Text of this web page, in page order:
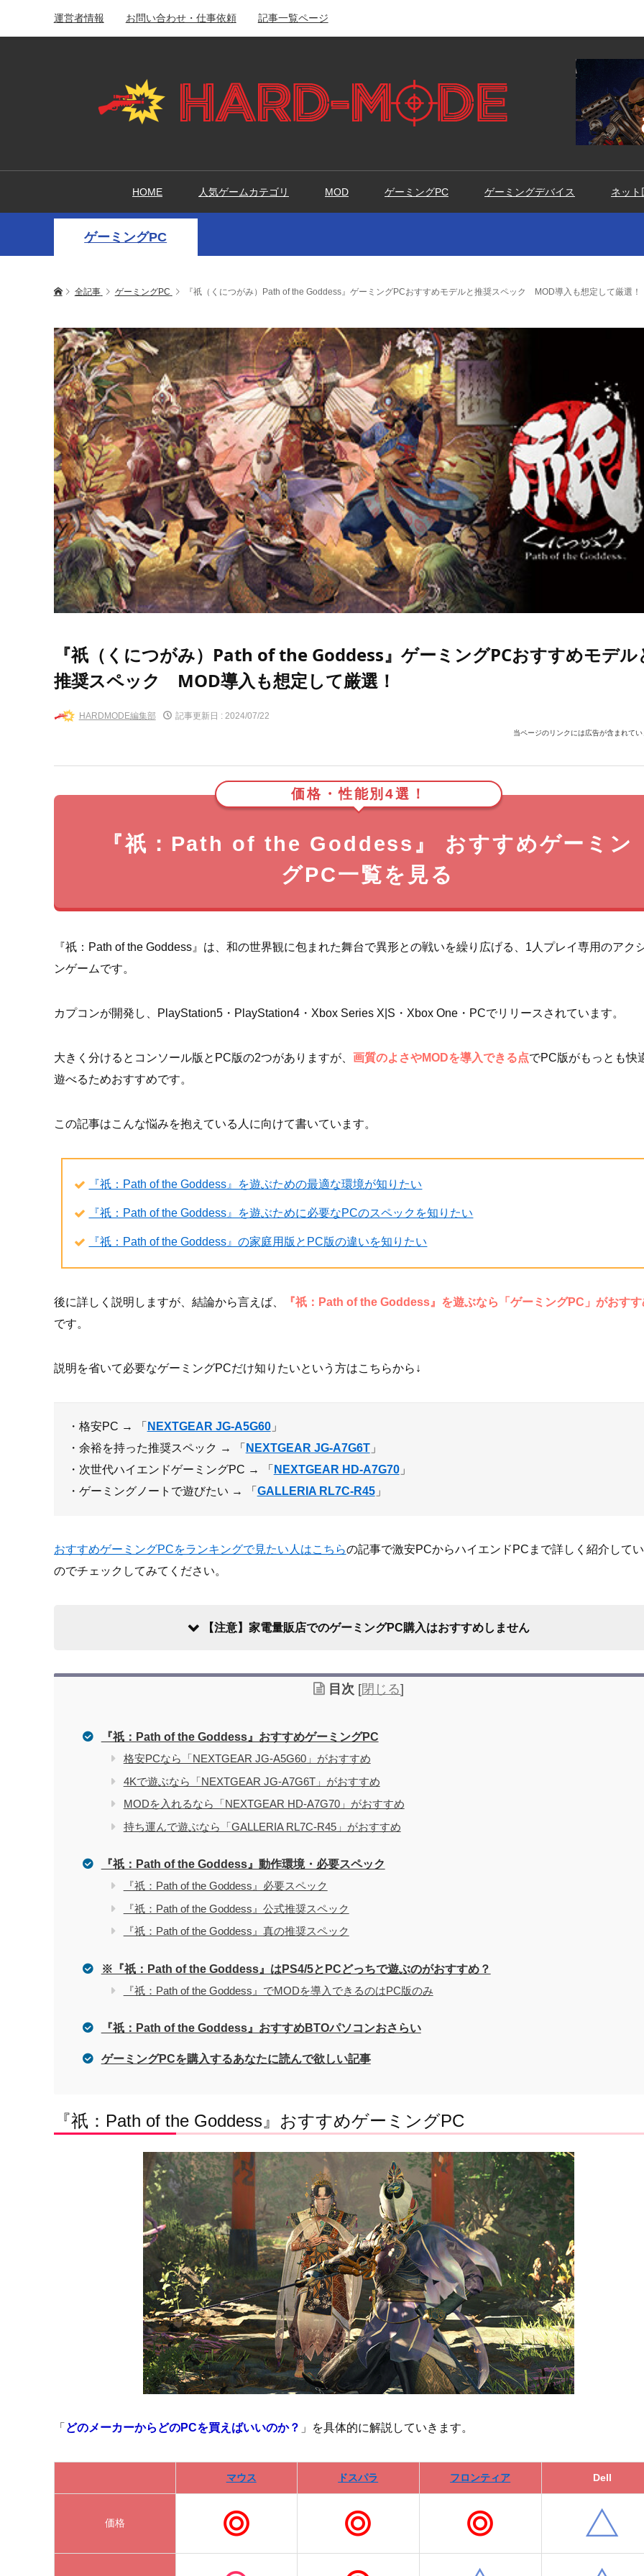
運営者情報 お問い合わせ・仕事依頼 記事一覧ページ
HOME 人気ゲームカテゴリ MOD ゲーミングPC ゲーミングデバイス ネット
ゲーミングPC
全記事 ゲーミングPC 『祇（くにつがみ）Path of the Goddess』ゲーミングPCおすすめモデルと推奨スペック MOD導入も想定して厳選！
『祇（くにつがみ）Path of the Goddess』ゲーミングPCおすすめモデル
推奨スペック MOD導入も想定して厳選！
HARDMODE編集部 記事更新日 : 2024/07/22
当ページのリンクには広告が含まれてい
価格・性能別4選！
『祇：Path of the Goddess』 おすすめゲーミン
グPC一覧を見る
『祇：Path of the Goddess』は、和の世界観に包まれた舞台で異形との戦いを繰り広げる、1人プレイ専用のアク
ンゲームです。
カプコンが開発し、PlayStation5・PlayStation4・Xbox Series X|S・Xbox One・PCでリリースされています。
大きく分けるとコンソール版とPC版の2つがありますが、 画質のよさやMODを導入できる点でPC版がもっとも快
遊べるためおすすめです。
この記事はこんな悩みを抱えている人に向けて書いています。
『祇：Path of the Goddess』を遊ぶための最適な環境が知りたい
『祇：Path of the Goddess』を遊ぶために必要なPCのスペックを知りたい
『祇：Path of the Goddess』の家庭用版とPC版の違いを知りたい
後に詳しく説明しますが、結論から言えば、
『祇：Path of the Goddess』を遊ぶなら「ゲーミングPC」がおすす
です。
説明を省いて必要なゲーミングPCだけ知りたいという方はこちらから↓
・格安PC → 「 NEXTGEAR JG-A5G60」
・余裕を持った推奨スペック → 「 NEXTGEAR JG-A7G6T」
・次世代ハイエンドゲーミングPC → 「 NEXTGEAR HD-A7G70」
・ゲーミングノートで遊びたい → 「 GALLERIA RL7C-R45」
おすすめゲーミングPCをランキングで見たい人はこちらの記事で激安PCからハイエンドPCまで詳しく紹介して
のでチェックしてみてください。
【注意】家電量販店でのゲーミングPC購入はおすすめしません
家電量販店で買う際のデメリット
関連記事 電気屋や家電量販店でのパソコン購入をおすすめしない理由
目次 [閉じる]
『祇：Path of the Goddess』おすすめゲーミングPC
格安PCなら「NEXTGEAR JG-A5G60」がおすすめ
4Kで遊ぶなら「NEXTGEAR JG-A7G6T」がおすすめ
MODを入れるなら「NEXTGEAR HD-A7G70」がおすすめ
持ち運んで遊ぶなら「GALLERIA RL7C-R45」がおすすめ
『祇：Path of the Goddess』動作環境・必要スペック
『祇：Path of the Goddess』必要スペック
『祇：Path of the Goddess』公式推奨スペック
『祇：Path of the Goddess』真の推奨スペック
※『祇：Path of the Goddess』はPS4/5とPCどっちで遊ぶのがおすすめ？
『祇：Path of the Goddess』でMODを導入できるのはPC版のみ
『祇：Path of the Goddess』おすすめBTOパソコンおさらい
ゲーミングPCを購入するあなたに読んで欲しい記事
『祇：Path of the Goddess』おすすめゲーミングPC
「 どのメーカーからどのPCを買えばいいのか？ 」を具体的に解説していきます。
マウス ドスパラ フロンティア Dell
価格